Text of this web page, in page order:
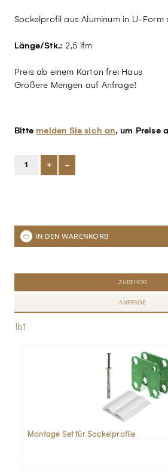
Sockelprofil aus Aluminum in U-Form
Länge/Stk.: 2,5 lfm
Preis ab einem Karton frei Haus
Größere Mengen auf Anfrage!
Bitte melden Sie sich an, um Preise
+ -
ZUBEHÖR
ANFRAGE
lb1
Montage Set für Sockelprofile